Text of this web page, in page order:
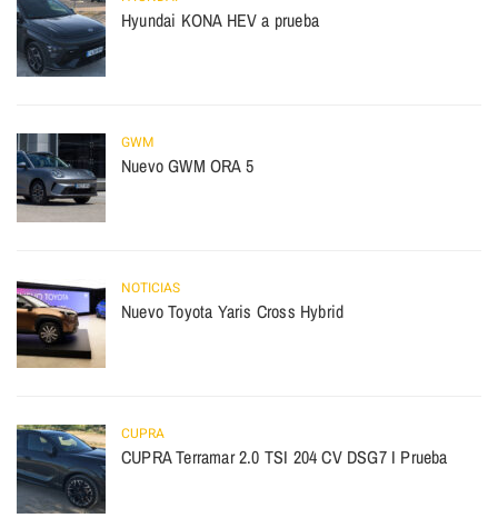
Hyundai KONA HEV a prueba
GWM
Nuevo GWM ORA 5
NOTICIAS
Nuevo Toyota Yaris Cross Hybrid
CUPRA
CUPRA Terramar 2.0 TSI 204 CV DSG7 I Prueba